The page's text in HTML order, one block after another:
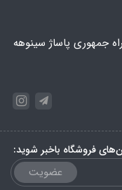
جمهوری پاساژ سینوهه
فروشگاه باخبر شوید:
عضویت